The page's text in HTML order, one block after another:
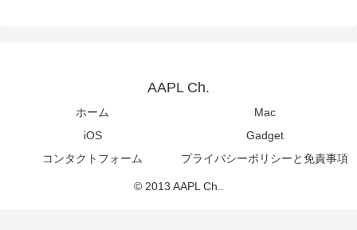
AAPL Ch.
ホーム
Mac
iOS
Gadget
コンタクトフォーム
プライバシーポリシーと免責事項
© 2013 AAPL Ch..